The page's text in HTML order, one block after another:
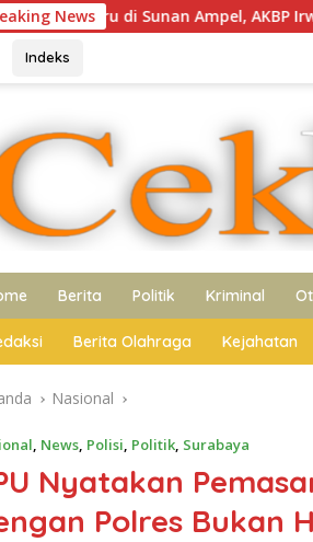
News
AKBP Irwan Kurniawan
Indeks
Berita Politik Kriminal
Berita Olahraga Kejahatan
Nasional
, News, Polisi, Politik, Surabaya
Nyatakan
Polres Bukan